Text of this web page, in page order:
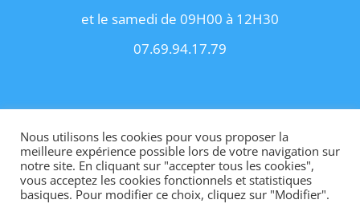
et le samedi de 09H00 à 12H30
07.69.94.17.79
Copyright 2021 IConditions Générales de
VenteIContact
Site internet créé par OhMyConcept.fr
Nous utilisons les cookies pour vous proposer la
meilleure expérience possible lors de votre navigation sur
notre site. En cliquant sur "accepter tous les cookies",
vous acceptez les cookies fonctionnels et statistiques
basiques. Pour modifier ce choix, cliquez sur "Modifier".